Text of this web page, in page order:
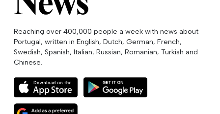
Reaching over 400,000 people a week with news about
Portugal, written in English, Dutch, German, French,
Swedish, Spanish, Italian, Russian, Romanian, Turkish and
Chinese.